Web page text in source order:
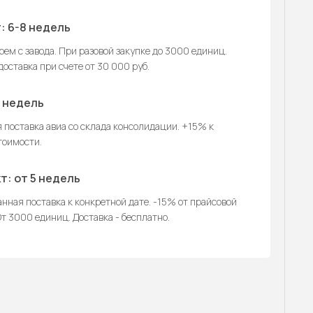
6-8 недель
с завода. При разовой закупке до 3000 единиц.
при счете от 30 000 руб.
авиа со склада консолидации. +15% к
от 5 недель
поставка к конкретной дате. -15% от прайсовой
3000 единиц. Доставка - бесплатно.